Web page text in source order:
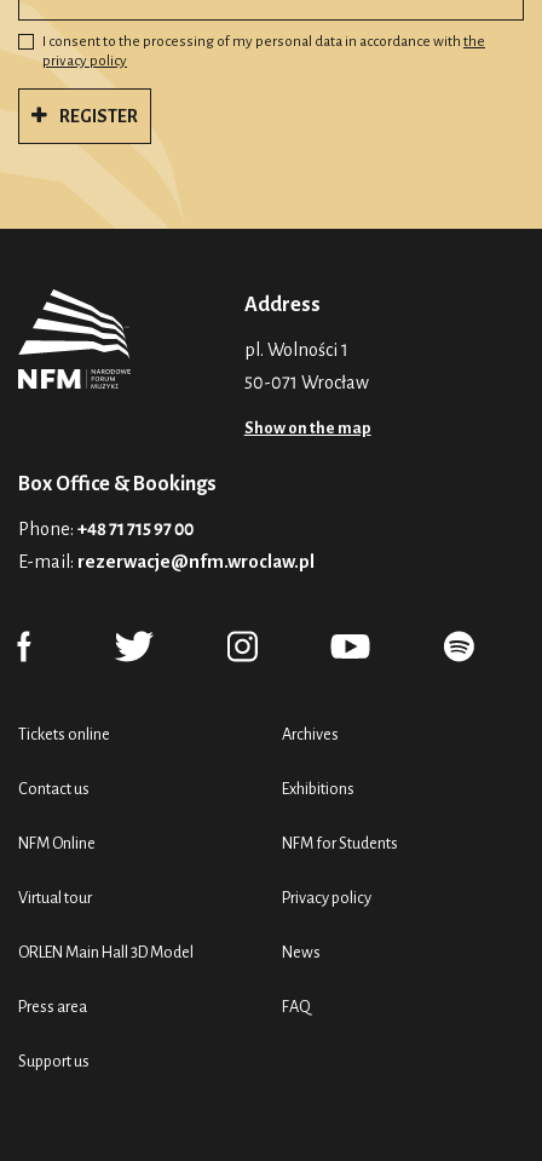
I consent to the processing of my personal data in accordance with the
privacy policy
REGISTER
Address
pl. Wolności 1
50-071 Wrocław
Show on the map
Box Office & Bookings
Phone: +48 71 715 97 00
E-mail: rezerwacje@nfm.wroclaw.pl
Tickets online
Contact us
NFM Online
Virtual tour
ORLEN Main Hall 3D Model
Press area
Support us
Archives
Exhibitions
NFM for Students
Privacy policy
News
FAQ